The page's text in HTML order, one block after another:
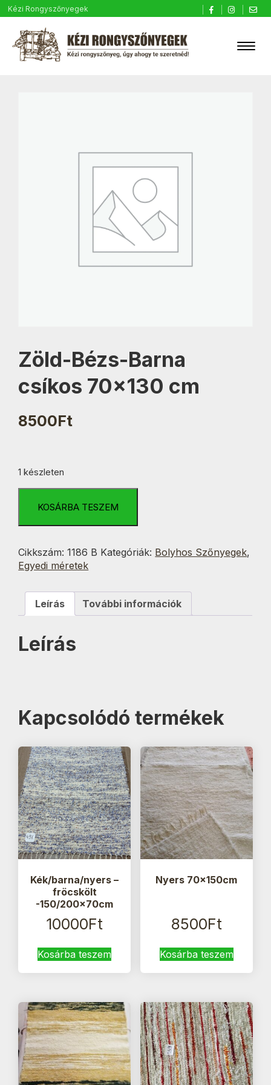
Kézi Rongyszőnyegek
Zöld-Bézs-Barna
csíkos 70×130 cm
8500Ft
1 készleten
Bézs-
70x130
cm
mennyiség
KOSÁRBA TESZEM
Cikkszám:1186 B Kategóriák: Bolyhos Szőnyegek,
Egyedi méretek
Leírás További információk
Leírás
Kapcsolódó termékek
Kék/barna/nyers –
fröcskölt
-150/200x70cm
10000Ft
Kosárba teszem
Nyers 70x150cm
8500Ft
Kosárba teszem